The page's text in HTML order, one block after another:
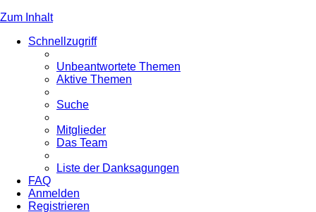
Zum Inhalt
Schnellzugriff
Unbeantwortete Themen
Aktive Themen
Suche
Mitglieder
Das Team
Liste der Danksagungen
FAQ
Anmelden
Registrieren